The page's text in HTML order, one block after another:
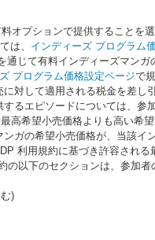
オプションで提供することを
は、 インディーズ プログラム
じて有料インディーズマン
プログラム価格設定ページで
対して適用される税金を差
るエピソードについては、
高希望小売価格よりも高い希
ガの希望小売価格が、当該
利用規約に基づき許容され
以下のセクションは、参加
)